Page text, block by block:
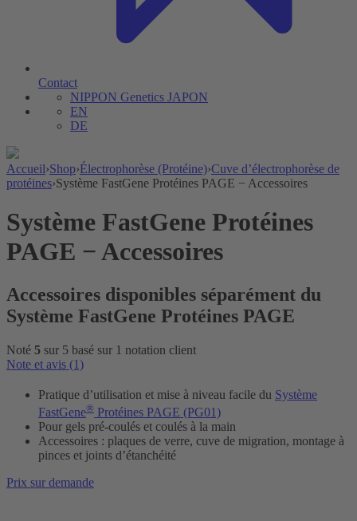
Contact
NIPPON Genetics JAPON
EN
DE
Accueil›Shop›Électrophorèse (Protéine)›Cuve d’électrophorèse de
protéines›Système FastGene Protéines PAGE − Accessoires
Système FastGene Protéines
PAGE − Accessoires
Accessoires disponibles séparément du
Système FastGene Protéines PAGE
Noté 5 sur 5 basé sur 1 notation client
Note et avis (1)
Pratique d’utilisation et mise à niveau facile du Système
FastGene® Protéines PAGE (PG01)
Pour gels pré-coulés et coulés à la main
Accessoires : plaques de verre, cuve de migration, montage à
pinces et joints d’étanchéité
Prix sur demande